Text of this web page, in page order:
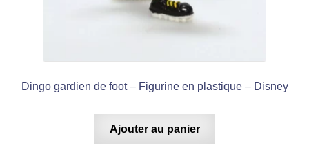
Dingo gardien de foot – Figurine en plastique – Disney
Ajouter au panier